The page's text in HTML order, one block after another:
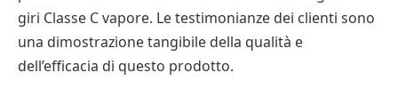
giri Classe C vapore. Le testimonianze dei clienti sono
una dimostrazione tangibile della qualità e
dell’efficacia di questo prodotto.